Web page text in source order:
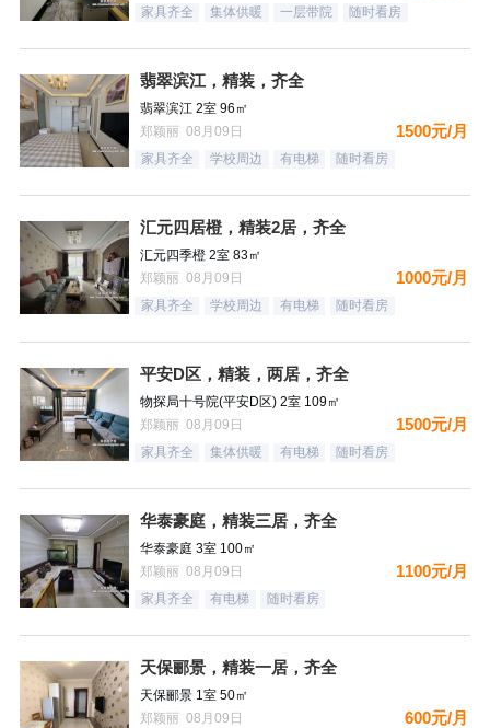
家具齐全 集体供暖 一层带院 随时看房
翡翠滨江，精装，齐全
翡翠滨江 2室 96㎡
郑颖丽 08月09日
1500元/月
家具齐全 学校周边 有电梯 随时看房
汇元四居橙，精装2居，齐全
汇元四季橙 2室 83㎡
郑颖丽 08月09日
1000元/月
家具齐全 学校周边 有电梯 随时看房
平安D区，精装，两居，齐全
物探局十号院(平安D区) 2室 109㎡
郑颖丽 08月09日
1500元/月
家具齐全 集体供暖 有电梯 随时看房
华泰豪庭，精装三居，齐全
华泰豪庭 3室 100㎡
郑颖丽 08月09日
1100元/月
家具齐全 有电梯 随时看房
天保郦景，精装一居，齐全
天保郦景 1室 50㎡
郑颖丽 08月09日
600元/月